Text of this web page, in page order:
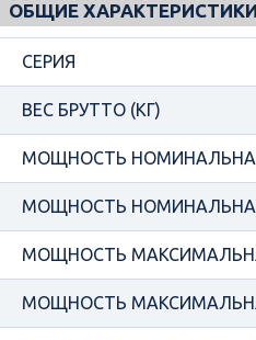
ОБЩИЕ ХАРАКТЕРИСТИКИ
СЕРИЯ
ВЕС БРУТТО (КГ)
МОЩНОСТЬ
МОЩНОСТЬ
МОЩНОСТЬ
МОЩНОСТЬ